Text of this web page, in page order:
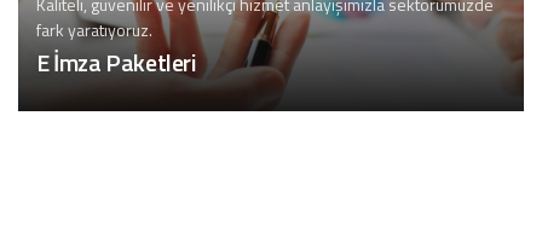
E İmza Paketleri
fark yaratıyoruz.